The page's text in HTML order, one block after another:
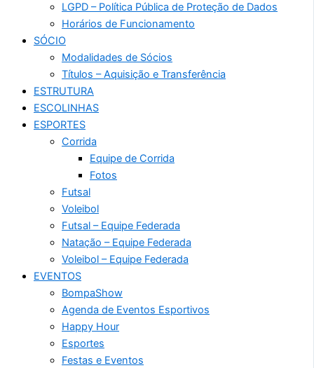
LGPD – Política Pública de Proteção de Dados
Horários de Funcionamento
SÓCIO
Modalidades de Sócios
Títulos – Aquisição e Transferência
ESTRUTURA
ESCOLINHAS
ESPORTES
Corrida
Equipe de Corrida
Fotos
Futsal
Voleibol
Futsal – Equipe Federada
Natação – Equipe Federada
Voleibol – Equipe Federada
EVENTOS
BompaShow
Agenda de Eventos Esportivos
Happy Hour
Esportes
Festas e Eventos